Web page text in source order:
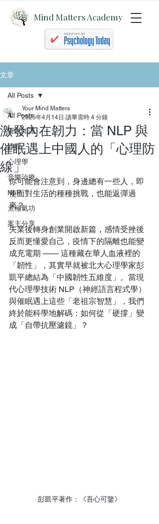
Mind Matters Academy
文章
All Posts
催眠知識
靜觀
心理學
音樂治療
NLP
太極氣功
案主分享
All Posts
激發內在韌力：當 NLP 與
催眠遇上中國人的「心理防
線」
Your Mind Matters
2025年4月14日 讀畢需時 4 分鐘
你可能會注意到，身邊總有一些人，即
使面對生活的種種挑戰，也能返彈過
來？
失業後轉身創業開啟新篇，感情受挫後
反而更懂愛自己，疫情下的隔離也能變
成充電期 —— 這種藏在華人血液裡的
「韌性」，其實早就被北大心理學家彭
凱平總結為「中國韌性五維度」。當現
代心理學技術 NLP（神經語言程式學）
與催眠遇上這些「老祖宗智慧」，我們
終於能科學地解碼：如何從「硬撐」變
成「自帶抗壓濾鏡」？
彭凱平著作： 《吾心可鑒》